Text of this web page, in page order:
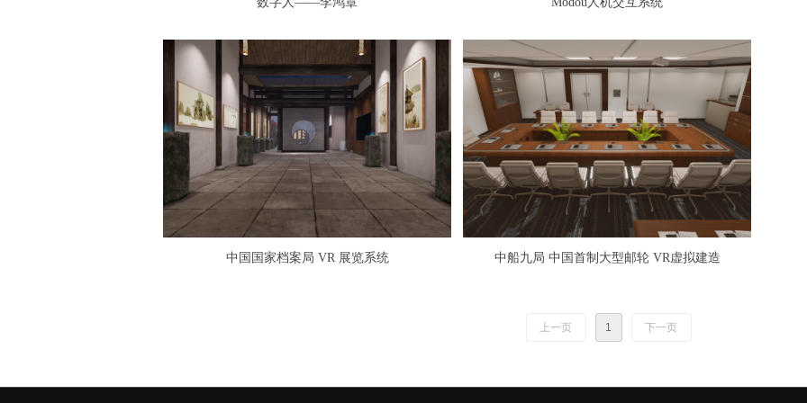
中国国家档案局 VR 展览系统 中船九局 中国首制大型邮轮 VR虚拟建造
上一页 1 下一页